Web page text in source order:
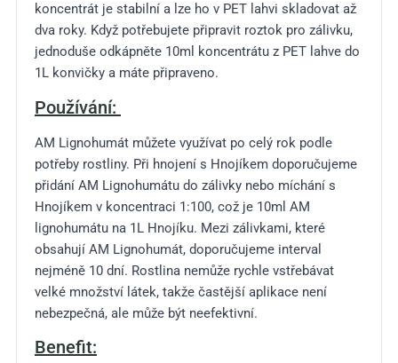
koncentrát je stabilní a lze ho v PET lahvi skladovat až
dva roky. Když potřebujete připravit roztok pro zálivku,
jednoduše odkápněte 10ml koncentrátu z PET lahve do
1L konvičky a máte připraveno.
Používání:
AM Lignohumát můžete využívat po celý rok podle
potřeby rostliny. Při hnojení s Hnojíkem doporučujeme
přidání AM Lignohumátu do zálivky nebo míchání s
Hnojíkem v koncentraci 1:100, což je 10ml AM
lignohumátu na 1L Hnojíku. Mezi zálivkami, které
obsahují AM Lignohumát, doporučujeme interval
nejméně 10 dní. Rostlina nemůže rychle vstřebávat
velké množství látek, takže častější aplikace není
nebezpečná, ale může být neefektivní.
Benefit: